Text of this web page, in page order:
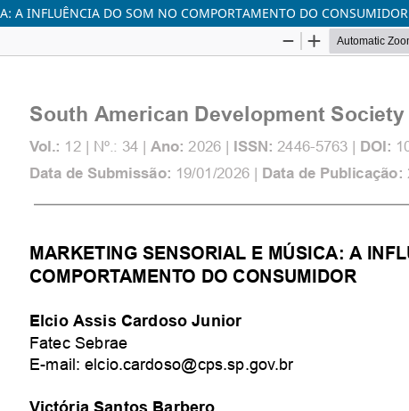
A INFLUÊNCIA DO SOM NO COMPORTAMENTO DO CONSUMIDOR